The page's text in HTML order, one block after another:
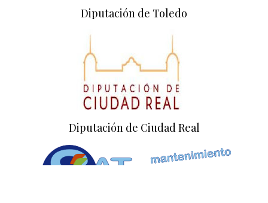
Diputación de Toledo
Diputación de Ciudad Real